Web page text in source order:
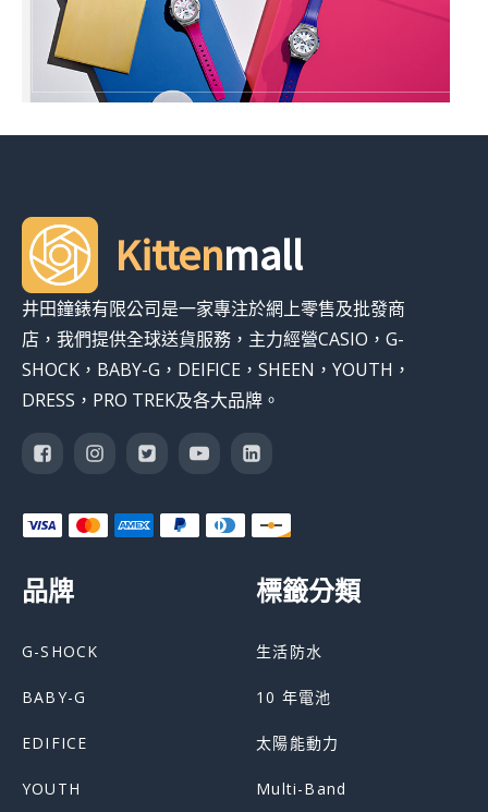
Kittenmall
井田鐘錶有限公司是一家專注於網上零售及批發商
店，我們提供全球送貨服務，主力經營CASIO，G-
SHOCK，BABY-G，DEIFICE，SHEEN，YOUTH，
DRESS，PRO TREK及各大品牌。
品牌
G-SHOCK
BABY-G
EDIFICE
YOUTH
標籤分類
生活防水
10 年電池
太陽能動力
Multi-Band